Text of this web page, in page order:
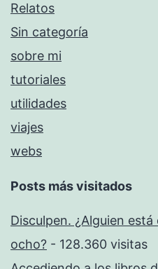
Relatos
Sin categoría
sobre mi
tutoriales
utilidades
viajes
webs
Posts más visitados
Disculpen. ¿Alguien
ocho? - 128.360 visitas